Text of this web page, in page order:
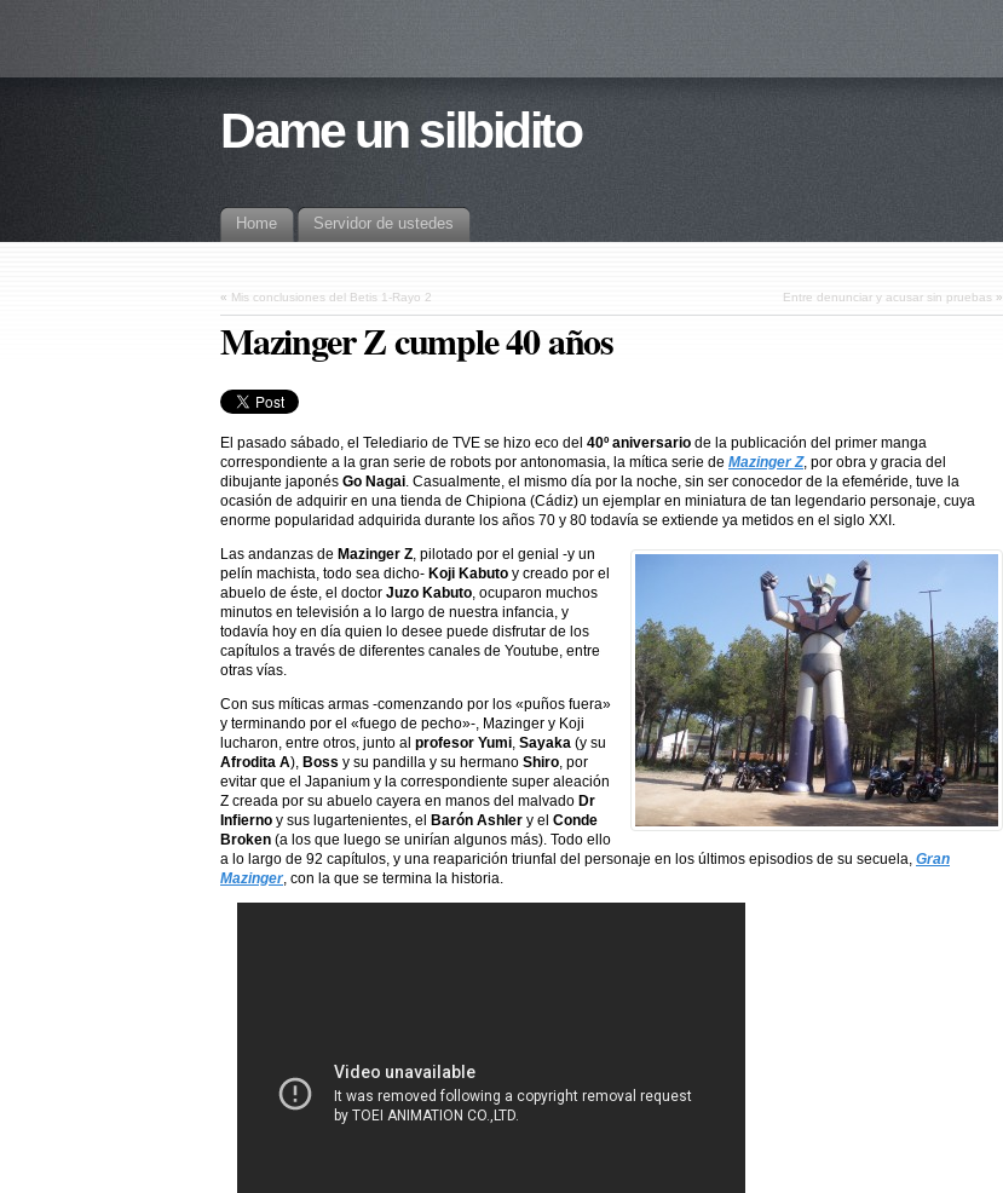
Dame un silbidito
Home Servidor de ustedes
« Mis conclusiones del Betis 1-Rayo 2 Entre denunciar y acusar sin pruebas»
Mazinger Z cumple 40 años
El pasado sábado, el Telediario de TVE se hizo eco del 40º aniversario de la publicación del primer manga
correspondiente a la gran serie de robots por antonomasia, la mítica serie de Mazinger Z, por obra y gracia del
dibujante japonés Go Nagai. Casualmente, el mismo día por la noche, sin ser conocedor de la efeméride, tuve la
ocasión de adquirir en una tienda de Chipiona (Cádiz) un ejemplar en miniatura de tan legendario personaje, cuya
enorme popularidad adquirida durante los años 70 y 80 todavía se extiende ya metidos en el siglo XXI.
Las andanzas de Mazinger Z, pilotado por el genial -y un
pelín machista, todo sea dicho- Koji Kabuto y creado por el
abuelo de éste, el doctor Juzo Kabuto, ocuparon muchos
minutos en televisión a lo largo de nuestra infancia, y
todavía hoy en día quien lo desee puede disfrutar de los
capítulos a través de diferentes canales de Youtube, entre
otras vías.
Con sus míticas armas -comenzando por los «puños fuera»
y terminando por el «fuego de pecho»-, Mazinger y Koji
lucharon, entre otros, junto al profesor Yumi, Sayaka (y su
Afrodita A), Boss y su pandilla y su hermano Shiro, por
evitar que el Japanium y la correspondiente super aleación
Z creada por su abuelo cayera en manos del malvado Dr
Infierno y sus lugartenientes, el Barón Ashler y el Conde
Broken (a los que luego se unirían algunos más). Todo ello
a lo largo de 92 capítulos, y una reaparición triunfal del personaje en los últimos episodios de su secuela, Gran
Mazinger, con la que se termina la historia.